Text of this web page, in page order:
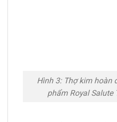
Hình 3: Thợ kim hoàn
phẩm Royal Salute